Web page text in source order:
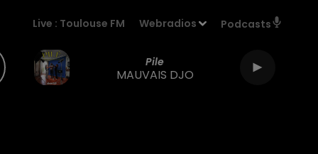
Live : Toulouse FM Webradios Podcasts
Pile
MAUVAIS DJO